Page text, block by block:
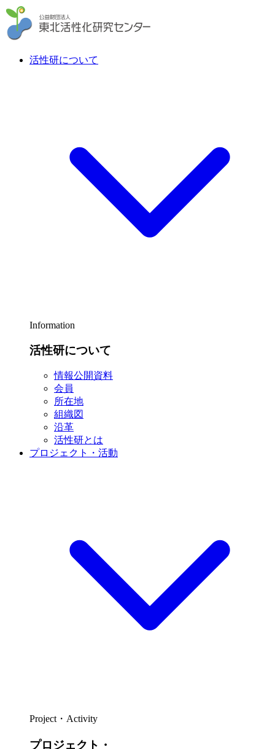
活性研について
Information
活性研について
情報公開資料
会員
所在地
組織図
沿革
活性研とは
プロジェクト・活動
Project・Activity
プロジェクト・